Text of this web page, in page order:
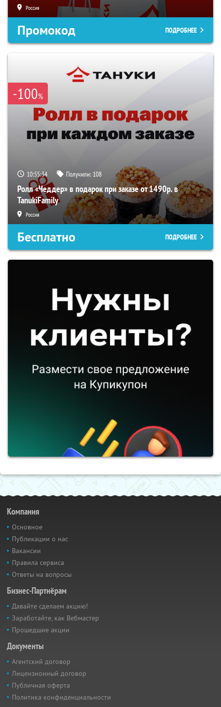
Россия
Промокод ПОДРОБНЕЕ
-100%
10:55:33 Получили: 108
Ролл «Чеддер» в подарок при заказе от 1490р. в
TanukiFamily
Россия
Бесплатно ПОДРОБНЕЕ
Компания
Основное
Публикации о нас
Вакансии
Правила сервиса
Ответы на вопросы
Бизнес-Партнёрам
Давайте сделаем акцию!
Заработайте, как Вебмастер
Прошедшие акции
Документы
Агентский договор
Лицензионный договор
Публичная оферта
Политика конфиденциальности